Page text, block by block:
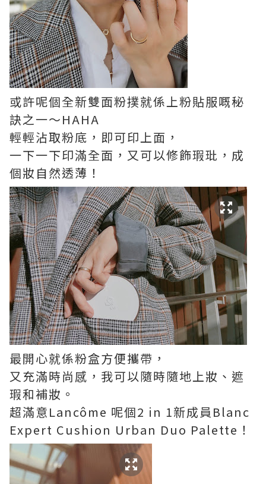
或許呢個全新雙面粉撲就係上粉貼服嘅秘
訣之一～HAHA
輕輕沾取粉底，即可印上面，
一下一下印滿全面，又可以修飾瑕玭，成
個妝自然透薄！
最開心就係粉盒方便攜帶，
又充滿時尚感，我可以隨時隨地上妝、遮
瑕和補妝。
超滿意Lancôme 呢個2 in 1新成員Blanc
Expert Cushion Urban Duo Palette！